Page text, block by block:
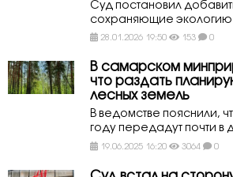
Суд постановил
сохраняющие экологию
28.01.2026 19:50 153 0
В самарском
что раздать
лесных земель
В ведомстве пояснили,
году передадут почти в
19.06.2025 16:20 3064 0